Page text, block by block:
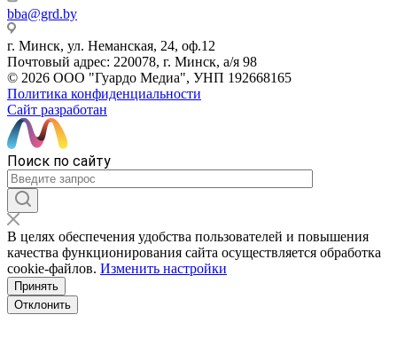
bba@grd.by
г. Минск, ул. Неманская, 24, оф.12
Почтовый адрес: 220078, г. Минск, а/я 98
© 2026 ООО "Гуардо Медиа", УНП 192668165
Политика конфиденциальности
Сайт разработан
Поиск по сайту
В целях обеспечения удобства пользователей и повышения
качества функционирования сайта осуществляется обработка
сookiе-файлов. Изменить настройки
Принять
Отклонить